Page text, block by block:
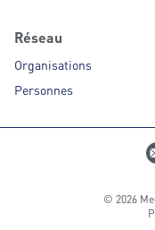
Réseau
Organisations
Personnes
© 2026